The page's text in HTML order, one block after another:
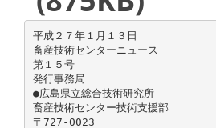
平成２７年１月１３日
畜産技術センターニュース
第１５号
発行事務局
●広島県立総合技術研究所
畜産技術センター技術支援部
〒727-0023